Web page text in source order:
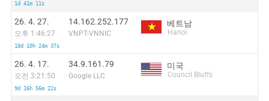
1d 41m 11s
26. 4. 27.
오후 1:46:27
10d 10h 24m 37s
14.162.252.177
VNPT-VNNIC
베트남
Hanoi
26. 4. 17.
오전 3:21:50
9d 16h 56m 22s
34.9.161.79
Google LLC
미국
Council Bluffs